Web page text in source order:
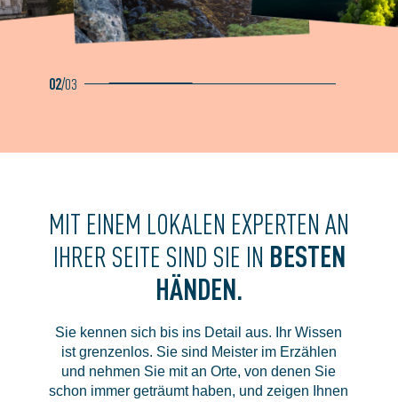
02/03
MIT EINEM LOKALEN EXPERTEN AN
IHRER SEITE SIND SIE IN BESTEN
HÄNDEN.
Sie kennen sich bis ins Detail aus. Ihr Wissen
ist grenzenlos. Sie sind Meister im Erzählen
und nehmen Sie mit an Orte, von denen Sie
schon immer geträumt haben, und zeigen Ihnen